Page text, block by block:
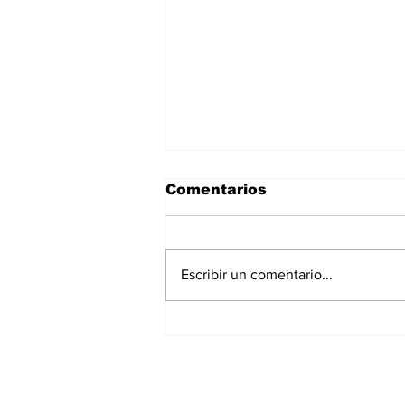
Comentarios
Escribir un comentario...